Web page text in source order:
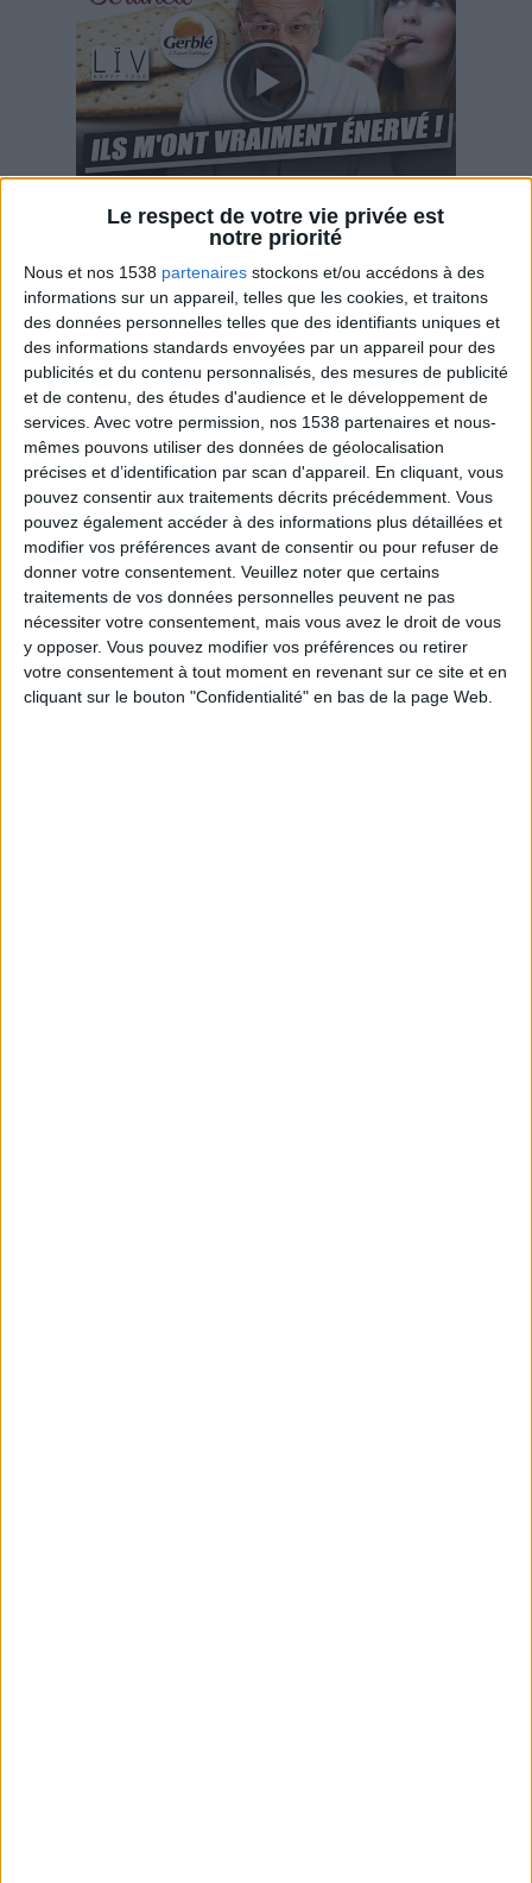
Le respect de votre vie privée est
notre priorité
Nous et nos 1538 partenaires stockons et/ou accédons à des
informations sur un appareil, telles que les cookies, et traitons
des données personnelles telles que des identifiants uniques et
des informations standards envoyées par un appareil pour des
publicités et du contenu personnalisés, des mesures de publicité
et de contenu, des études d'audience et le développement de
services. Avec votre permission, nos 1538 partenaires et nous-
mêmes pouvons utiliser des données de géolocalisation
précises et d’identification par scan d'appareil. En cliquant, vous
pouvez consentir aux traitements décrits précédemment. Vous
pouvez également accéder à des informations plus détaillées et
modifier vos préférences avant de consentir ou pour refuser de
donner votre consentement. Veuillez noter que certains
traitements de vos données personnelles peuvent ne pas
nécessiter votre consentement, mais vous avez le droit de vous
y opposer. Vous pouvez modifier vos préférences ou retirer
votre consentement à tout moment en revenant sur ce site et en
cliquant sur le bouton "Confidentialité" en bas de la page Web.
Ces marques diététiques : c'est n'importe quoi !
Webinaires en direct Voir tout
Peut-on remplacer la viande par des féculents ?
Consultation diététique du 05/08/2026